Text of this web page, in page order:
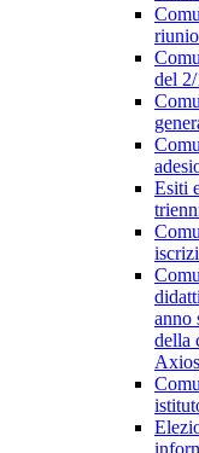
del
Esiti
anno
della